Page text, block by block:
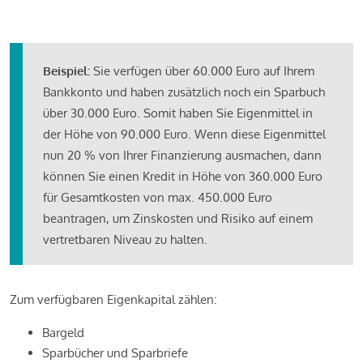
Beispiel: Sie verfügen über 60.000 Euro auf Ihrem
Bankkonto und haben zusätzlich noch ein Sparbuch
über 30.000 Euro. Somit haben Sie Eigenmittel in
der Höhe von 90.000 Euro. Wenn diese Eigenmittel
nun 20 % von Ihrer Finanzierung ausmachen, dann
können Sie einen Kredit in Höhe von 360.000 Euro
für Gesamtkosten von max. 450.000 Euro
beantragen, um Zinskosten und Risiko auf einem
vertretbaren Niveau zu halten.
Zum verfügbaren Eigenkapital zählen:
Bargeld
Sparbücher und Sparbriefe